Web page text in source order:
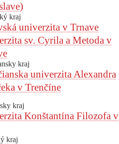
kraj
univerzita v Trnave
sv. Cyrila a Metoda v
kraj
univerzita Alexandra
v Trenčíne
kraj
Konštantína Filozofa v
kraj